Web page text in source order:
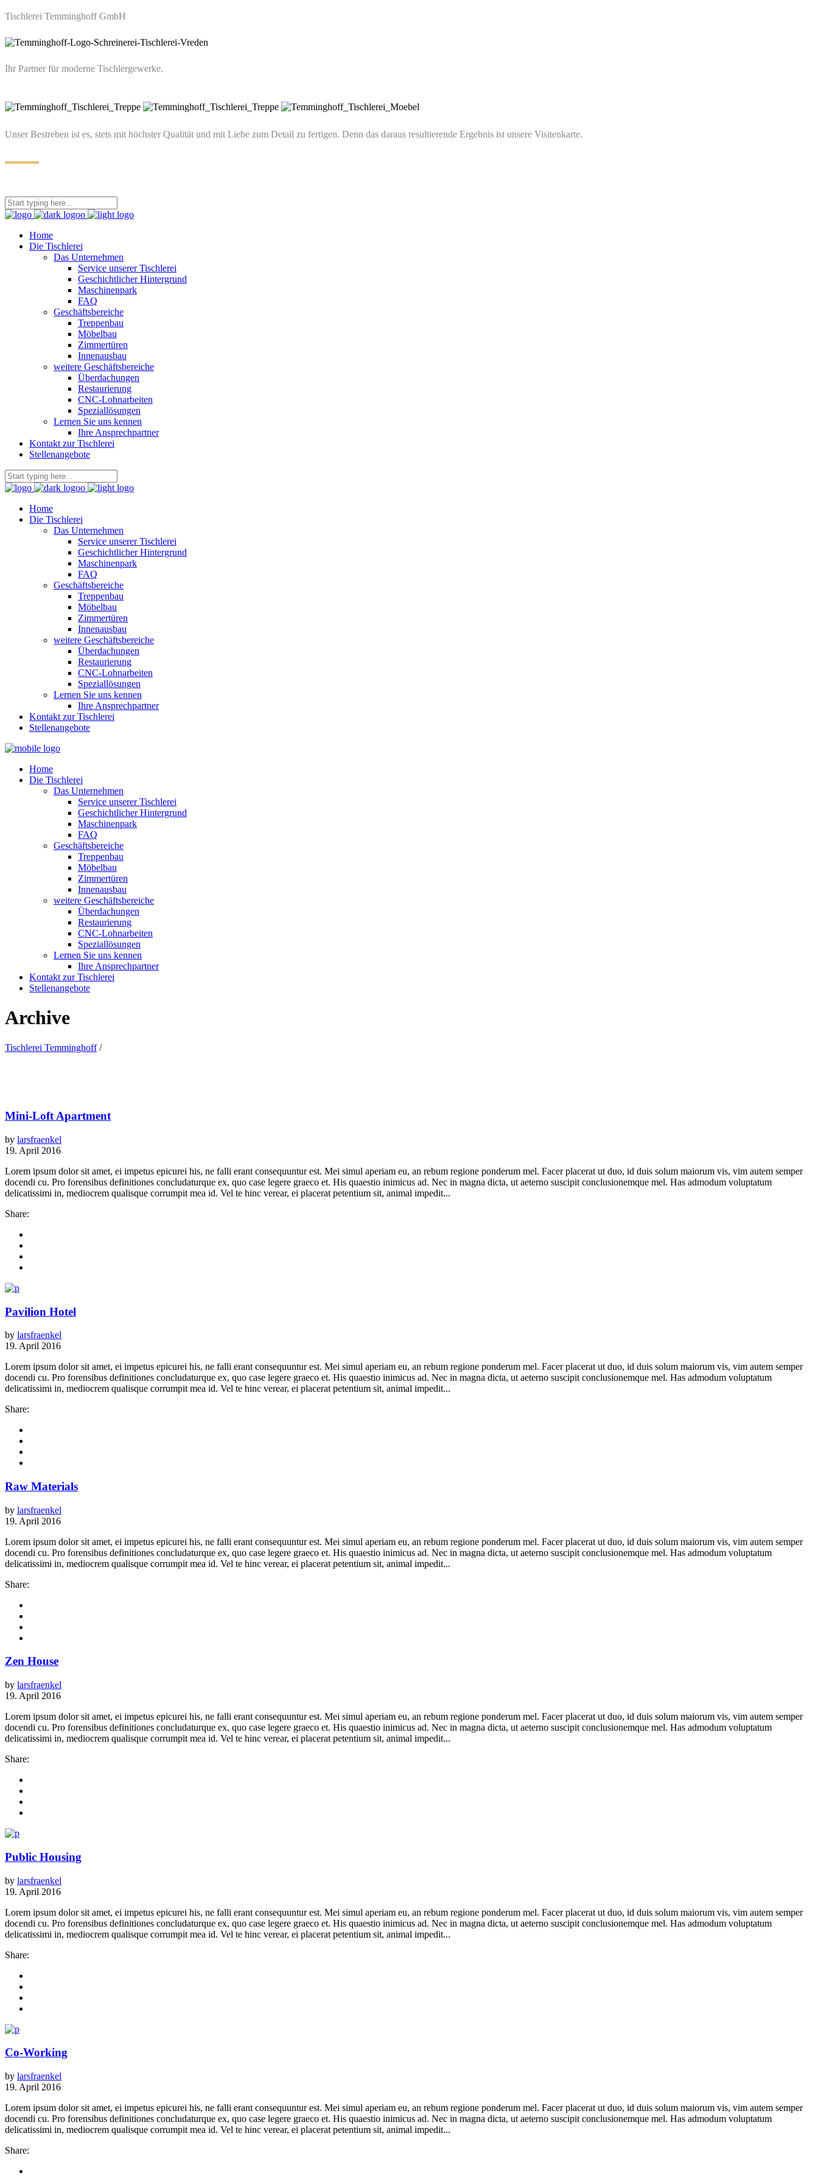
Tischlerei Temminghoff GmbH
Ihr Partner für moderne Tischlergewerke.
Unser Bestreben ist es, stets mit höchster Qualität und mit Liebe zum Detail zu fertigen. Denn das daraus resultierende Ergebnis ist unsere Visitenkarte.
Home
Die Tischlerei
Das Unternehmen
Service unserer Tischlerei
Geschichtlicher Hintergrund
Maschinenpark
FAQ
Geschäftsbereiche
Treppenbau
Möbelbau
Zimmertüren
Innenausbau
weitere Geschäftsbereiche
Überdachungen
Restaurierung
CNC-Lohnarbeiten
Speziallösungen
Lernen Sie uns kennen
Ihre Ansprechpartner
Kontakt zur Tischlerei
Stellenangebote
Home
Die Tischlerei
Das Unternehmen
Service unserer Tischlerei
Geschichtlicher Hintergrund
Maschinenpark
FAQ
Geschäftsbereiche
Treppenbau
Möbelbau
Zimmertüren
Innenausbau
weitere Geschäftsbereiche
Überdachungen
Restaurierung
CNC-Lohnarbeiten
Speziallösungen
Lernen Sie uns kennen
Ihre Ansprechpartner
Kontakt zur Tischlerei
Stellenangebote
Home
Die Tischlerei
Das Unternehmen
Service unserer Tischlerei
Geschichtlicher Hintergrund
Maschinenpark
FAQ
Geschäftsbereiche
Treppenbau
Möbelbau
Zimmertüren
Innenausbau
weitere Geschäftsbereiche
Überdachungen
Restaurierung
CNC-Lohnarbeiten
Speziallösungen
Lernen Sie uns kennen
Ihre Ansprechpartner
Kontakt zur Tischlerei
Stellenangebote
Archive
Tischlerei Temminghoff/
Mini-Loft Apartment
by larsfraenkel
19. April 2016
Lorem ipsum dolor sit amet, ei impetus epicurei his, ne falli erant consequuntur est. Mei simul aperiam eu, an rebum regione ponderum mel. Facer placerat ut duo, id duis solum maiorum vis, vim autem semper
docendi cu. Pro forensibus definitiones concludaturque ex, quo case legere graeco et. His quaestio inimicus ad. Nec in magna dicta, ut aeterno suscipit conclusionemque mel. Has admodum voluptatum
delicatissimi in, mediocrem qualisque corrumpit mea id. Vel te hinc verear, ei placerat petentium sit, animal impedit...
Share:
Pavilion Hotel
by larsfraenkel
19. April 2016
Lorem ipsum dolor sit amet, ei impetus epicurei his, ne falli erant consequuntur est. Mei simul aperiam eu, an rebum regione ponderum mel. Facer placerat ut duo, id duis solum maiorum vis, vim autem semper
docendi cu. Pro forensibus definitiones concludaturque ex, quo case legere graeco et. His quaestio inimicus ad. Nec in magna dicta, ut aeterno suscipit conclusionemque mel. Has admodum voluptatum
delicatissimi in, mediocrem qualisque corrumpit mea id. Vel te hinc verear, ei placerat petentium sit, animal impedit...
Share:
Raw Materials
by larsfraenkel
19. April 2016
Lorem ipsum dolor sit amet, ei impetus epicurei his, ne falli erant consequuntur est. Mei simul aperiam eu, an rebum regione ponderum mel. Facer placerat ut duo, id duis solum maiorum vis, vim autem semper
docendi cu. Pro forensibus definitiones concludaturque ex, quo case legere graeco et. His quaestio inimicus ad. Nec in magna dicta, ut aeterno suscipit conclusionemque mel. Has admodum voluptatum
delicatissimi in, mediocrem qualisque corrumpit mea id. Vel te hinc verear, ei placerat petentium sit, animal impedit...
Share:
Zen House
by larsfraenkel
19. April 2016
Lorem ipsum dolor sit amet, ei impetus epicurei his, ne falli erant consequuntur est. Mei simul aperiam eu, an rebum regione ponderum mel. Facer placerat ut duo, id duis solum maiorum vis, vim autem semper
docendi cu. Pro forensibus definitiones concludaturque ex, quo case legere graeco et. His quaestio inimicus ad. Nec in magna dicta, ut aeterno suscipit conclusionemque mel. Has admodum voluptatum
delicatissimi in, mediocrem qualisque corrumpit mea id. Vel te hinc verear, ei placerat petentium sit, animal impedit...
Share:
Public Housing
by larsfraenkel
19. April 2016
Lorem ipsum dolor sit amet, ei impetus epicurei his, ne falli erant consequuntur est. Mei simul aperiam eu, an rebum regione ponderum mel. Facer placerat ut duo, id duis solum maiorum vis, vim autem semper
docendi cu. Pro forensibus definitiones concludaturque ex, quo case legere graeco et. His quaestio inimicus ad. Nec in magna dicta, ut aeterno suscipit conclusionemque mel. Has admodum voluptatum
delicatissimi in, mediocrem qualisque corrumpit mea id. Vel te hinc verear, ei placerat petentium sit, animal impedit...
Share:
Co-Working
by larsfraenkel
19. April 2016
Lorem ipsum dolor sit amet, ei impetus epicurei his, ne falli erant consequuntur est. Mei simul aperiam eu, an rebum regione ponderum mel. Facer placerat ut duo, id duis solum maiorum vis, vim autem semper
docendi cu. Pro forensibus definitiones concludaturque ex, quo case legere graeco et. His quaestio inimicus ad. Nec in magna dicta, ut aeterno suscipit conclusionemque mel. Has admodum voluptatum
delicatissimi in, mediocrem qualisque corrumpit mea id. Vel te hinc verear, ei placerat petentium sit, animal impedit...
Share: